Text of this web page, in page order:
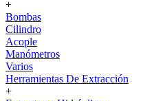
+
Bombas
Cilindro
Acople
Manómetros
Varios
Herramientas De Extracción
+